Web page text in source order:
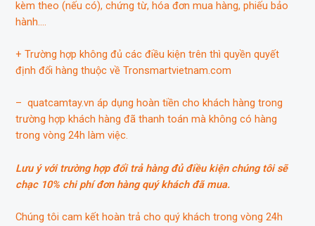
kèm theo (nếu có), chứng từ, hóa đơn mua hàng, phiếu bảo
hành….
+ Trường hợp không đủ các điều kiện trên thì quyền quyết
định đổi hàng thuộc về Tronsmartvietnam.com
– quatcamtay.vn áp dụng hoàn tiền cho khách hàng trong
trường hợp khách hàng đã thanh toán mà không có hàng
trong vòng 24h làm việc.
Lưu ý với trường hợp đổi trả hàng đủ điều kiện chúng tôi sẽ
chạc 10% chi phí đơn hàng quý khách đã mua.
Chúng tôi cam kết hoàn trả cho quý khách trong vòng 24h